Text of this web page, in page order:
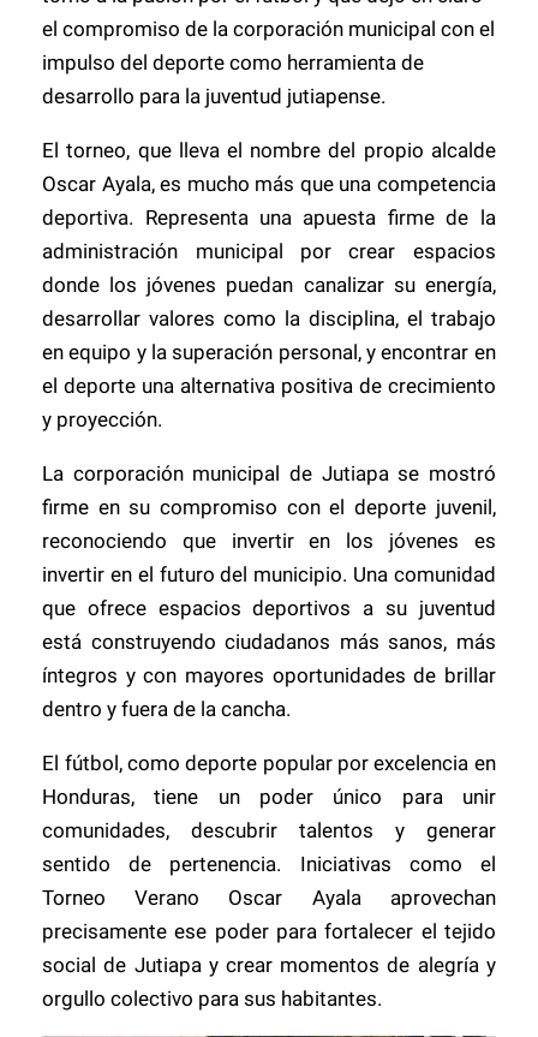
el compromiso de la corporación municipal con el
impulso del deporte como herramienta de
desarrollo para la juventud jutiapense.
El torneo, que lleva el nombre del propio alcalde
Oscar Ayala, es mucho más que una competencia
deportiva. Representa una apuesta firme de la
administración municipal por crear espacios
donde los jóvenes puedan canalizar su energía,
desarrollar valores como la disciplina, el trabajo
en equipo y la superación personal, y encontrar en
el deporte una alternativa positiva de crecimiento
y proyección.
La corporación municipal de Jutiapa se mostró
firme en su compromiso con el deporte juvenil,
reconociendo que invertir en los jóvenes es
invertir en el futuro del municipio. Una comunidad
que ofrece espacios deportivos a su juventud
está construyendo ciudadanos más sanos, más
íntegros y con mayores oportunidades de brillar
dentro y fuera de la cancha.
El fútbol, como deporte popular por excelencia en
Honduras, tiene un poder único para unir
comunidades, descubrir talentos y generar
sentido de pertenencia. Iniciativas como el
Torneo Verano Oscar Ayala aprovechan
precisamente ese poder para fortalecer el tejido
social de Jutiapa y crear momentos de alegría y
orgullo colectivo para sus habitantes.